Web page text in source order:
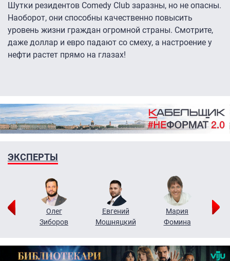
Шутки резидентов Comedy Club заразны, но не опасны.
Наоборот, они способны качественно повысить
уровень жизни граждан огромной страны. Смотрите,
даже доллар и евро падают со смеху, а настроение у
нефти растет прямо на глазах!
ЭКСПЕРТЫ
Олег
Зиборов
Евгений
Мошняцкий
Мария
Фомина